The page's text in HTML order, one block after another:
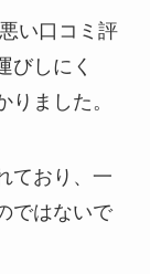
い口コミ評
びしにく
ました。
ており、一
ではないで